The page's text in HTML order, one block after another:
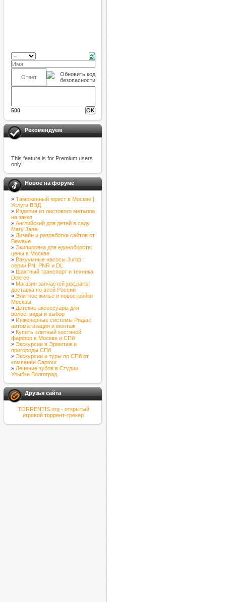
500
Рекомендуем
This feature is for Premium users
only!
Новое на форуме
» Таможенный юрист в Москве |
Услуги ВЭД
» Изделия из листового металла
на заказ
» Английский для детей в саду
Mary Jane
» Дизайн и разработка сайтов от
Bewave
» Экипировка для единоборств:
цены в Москве
» Вакуумные насосы Jurop:
серии PN, PNR и DL
» Шахтный транспорт и техника
Dekree
» Магазин запчастей just.parts:
доставка по всей России
» Элитное жилье и новостройки
Москвы
» Детские аксессуары для
волос: виды и выбор
» Инженерные системы Ридан:
автоматизация и монтаж
» Купить элитный костяной
фарфор в Москве и СПб
» Экскурсии в Эрмитаж и
пригороды СПб
» Экскурсии и туры по СПб от
компании Captour
» Лечение зубов в Студии
Улыбки Волгоград
Друзья сайта
TORRENTIS.org - открытый
игровой торрент-трекер